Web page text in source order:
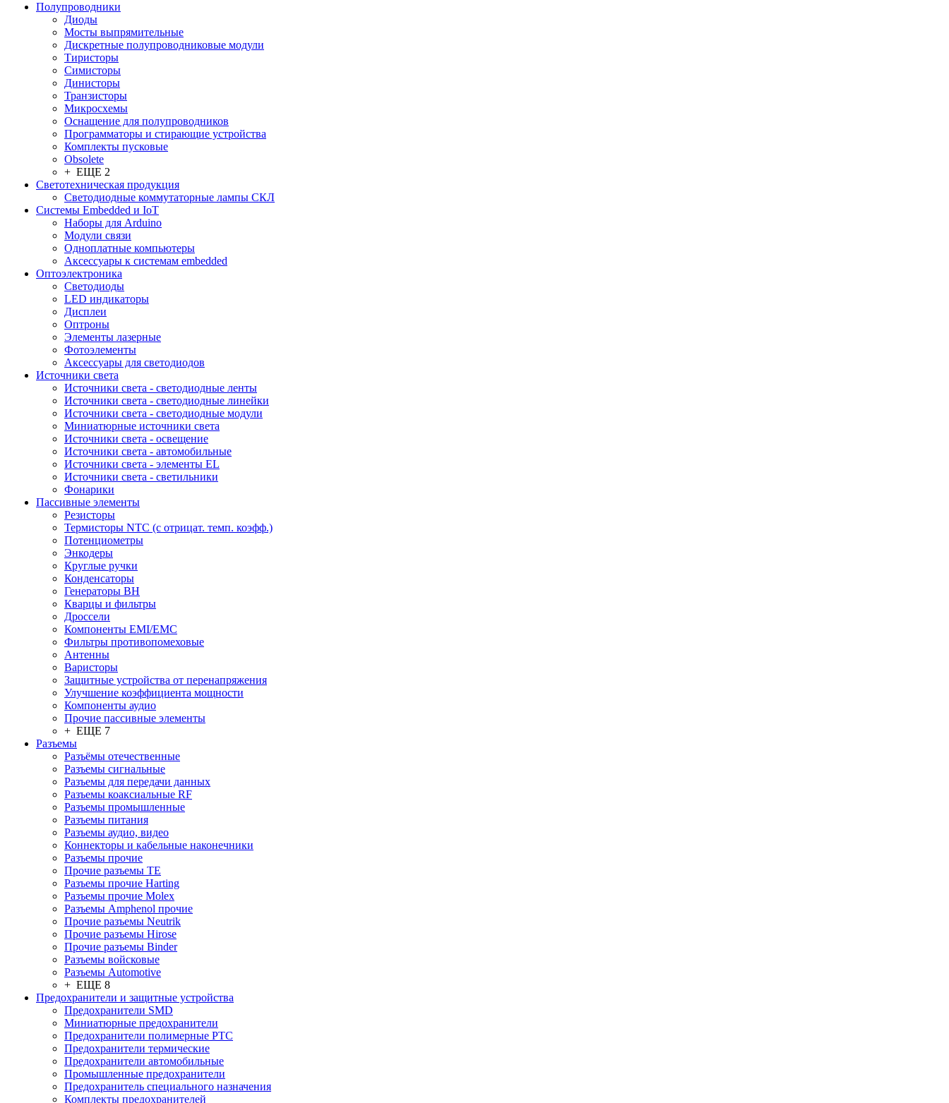
Полупроводники
Диоды
Мосты выпрямительные
Дискретные полупроводниковые модули
Тиристоры
Симисторы
Динисторы
Транзисторы
Микросхемы
Оснащение для полупроводников
Программаторы и стирающие устройства
Комплекты пусковые
Obsolete
+ ЕЩЕ 2
Светотехническая продукция
Светодиодные коммутаторные лампы СКЛ
Системы Embedded и IoT
Наборы для Arduino
Модули связи
Одноплатные компьютеры
Аксессуары к системам embedded
Oптоэлектроника
Светодиоды
LED индикаторы
Дисплеи
Оптроны
Элементы лазерные
Фотоэлементы
Аксессуары для светодиодов
Источники света
Источники света - светодиодные ленты
Источники света - светодиодные линейки
Источники света - светодиодные модули
Миниатюрные источники света
Источники света - освещение
Источники света - автомобильные
Источники света - элементы EL
Источники света - светильники
Фонарики
Пассивные элементы
Резисторы
Термисторы NTC (с отрицат. темп. коэфф.)
Потенциометры
Энкодеры
Круглые ручки
Конденсаторы
Генераторы ВН
Кварцы и фильтры
Дроссели
Компоненты EMI/EMC
Фильтры противопомеховые
Антенны
Варисторы
Защитные устройства от перенапряжения
Улучшение коэффициента мощности
Компоненты аудио
Прочие пассивные элементы
+ ЕЩЕ 7
Разъeмы
Разъёмы отечественные
Разъeмы сигнальные
Разъeмы для передачи данных
Разъeмы коаксиальные RF
Разъeмы промышленные
Разъeмы питания
Разъeмы аудио, видео
Коннекторы и кабельные наконечники
Разъeмы прочие
Прочие разъемы TE
Разъемы прочие Harting
Разъемы прочие Molex
Разъемы Amphenol прочие
Прочие разъемы Neutrik
Прочие разъемы Hirose
Прочие разъемы Binder
Разъемы войсковые
Разъeмы Automotive
+ ЕЩЕ 8
Предохранители и защитные устройства
Предохранители SMD
Миниатюрные предохранители
Предохранители полимерные PTC
Предохранители термические
Предохранители автомобильные
Промышленные предохранители
Предохранитель специального назначения
Комплекты предохранителей